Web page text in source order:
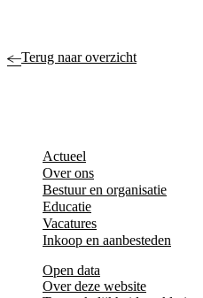
Terug naar overzicht
Actueel
Over ons
Bestuur en organisatie
Educatie
Vacatures
Inkoop en aanbesteden
Open data
Over deze website